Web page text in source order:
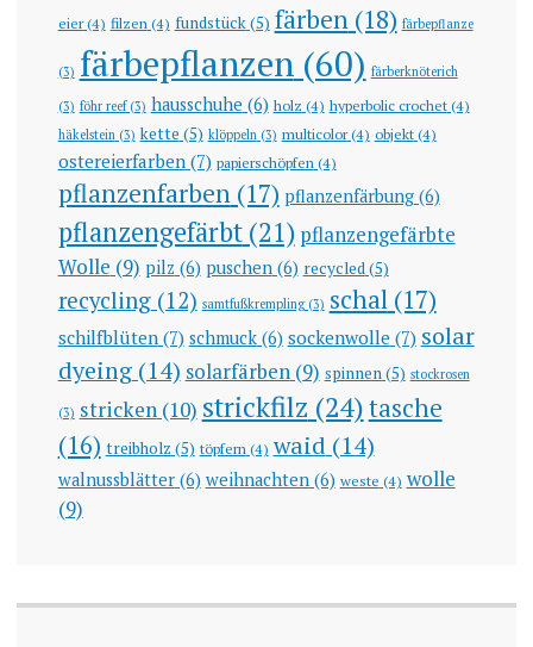
eier(4) filzen (4) fundstück(5) färben(18) färbepflanze
(3) färbepflanzen(60) färberknöterich
(3) föhr reef(3) hausschuhe (6) holz (4) hyperbolic crochet(4)
häkelstein(3) kette (5) klöppeln(3) multicolor(4) objekt(4)
ostereierfarben(7) papierschöpfen (4)
pflanzenfarben(17) pflanzenfärbung(6)
pflanzengefärbt(21) pflanzengefärbte
Wolle (9) pilz (6) puschen(6) recycled(5)
recycling(12) samtfußkrempling(3) schal(17)
schilfblüten(7) schmuck(6) sockenwolle(7) solar
dyeing(14) solarfärben(9) spinnen(5) stockrosen
(3) stricken(10) strickfilz (24)tasche
(16) treibholz (5) töpfern (4) waid (14)
walnussblätter(6) weihnachten(6) weste (4) wolle
(9)